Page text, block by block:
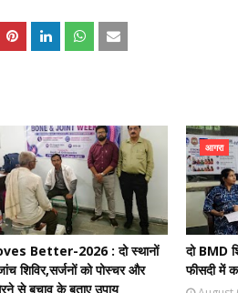
Better-2026 : दो स्थानों
शिविर,सर्जनों को पोस्चर और
से बचाव के बताए उपाय
आगरा
दो BMD
फीसदी में